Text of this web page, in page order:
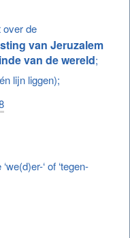
over de
van Jeruzalem
van de wereld;
lijn liggen);
‘ of ‘tegen-